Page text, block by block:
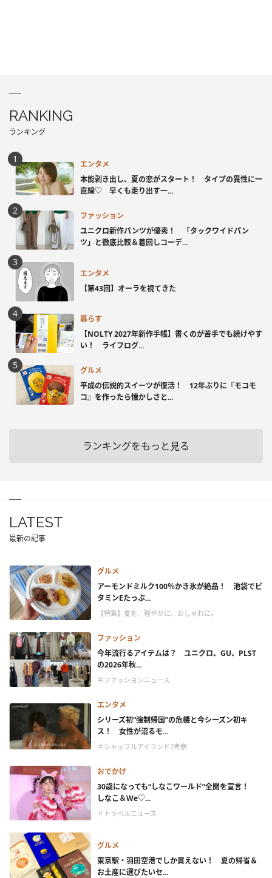
RANKING
ランキング
エンタメ
本能剥き出し、夏の恋がスタート！ タイプの異性に一
直線♡ 早くも走り出す一...
ファッション
ユニクロ新作パンツが優秀！ 「タックワイドパン
ツ」と徹底比較＆着回しコーデ...
エンタメ
【第43回】オーラを視てきた
暮らす
【NOLTY 2027年新作手帳】書くのが苦手でも続けやす
い！ ライフログ...
グルメ
平成の伝説的スイーツが復活！ 12年ぶりに『モコモ
コ』を作ったら懐かしさと...
ランキングをもっと見る
LATEST
最新の記事
グルメ
アーモンドミルク100％かき氷が絶品！ 池袋でビ
タミンEたっぷ...
【特集】夏を、軽やかに、おしゃれに。
ファッション
今年流行るアイテムは？ ユニクロ、GU、PLST
の2026年秋...
＃ファッションニュース
エンタメ
シリーズ初“強制帰国”の危機と今シーズン初キ
ス！ 女性が沼るモ...
＃シャッフルアイランド7考察
おでかけ
30歳になっても“しなこワールド”全開を宣言！
しなこ＆We♡...
＃トラベルニュース
グルメ
東京駅・羽田空港でしか買えない！ 夏の帰省＆
お土産に選びたいセ...